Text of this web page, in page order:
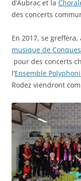
d’Aubrac et la
des concerts
En 2017, se greffera,
musique de
pour des concerts
l’Ensemble
Rodez viendront